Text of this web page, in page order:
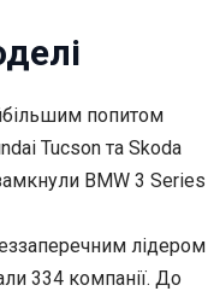
попитом
Tucson та Skoda
BMW 3 Series
лідером
334 компанії. До